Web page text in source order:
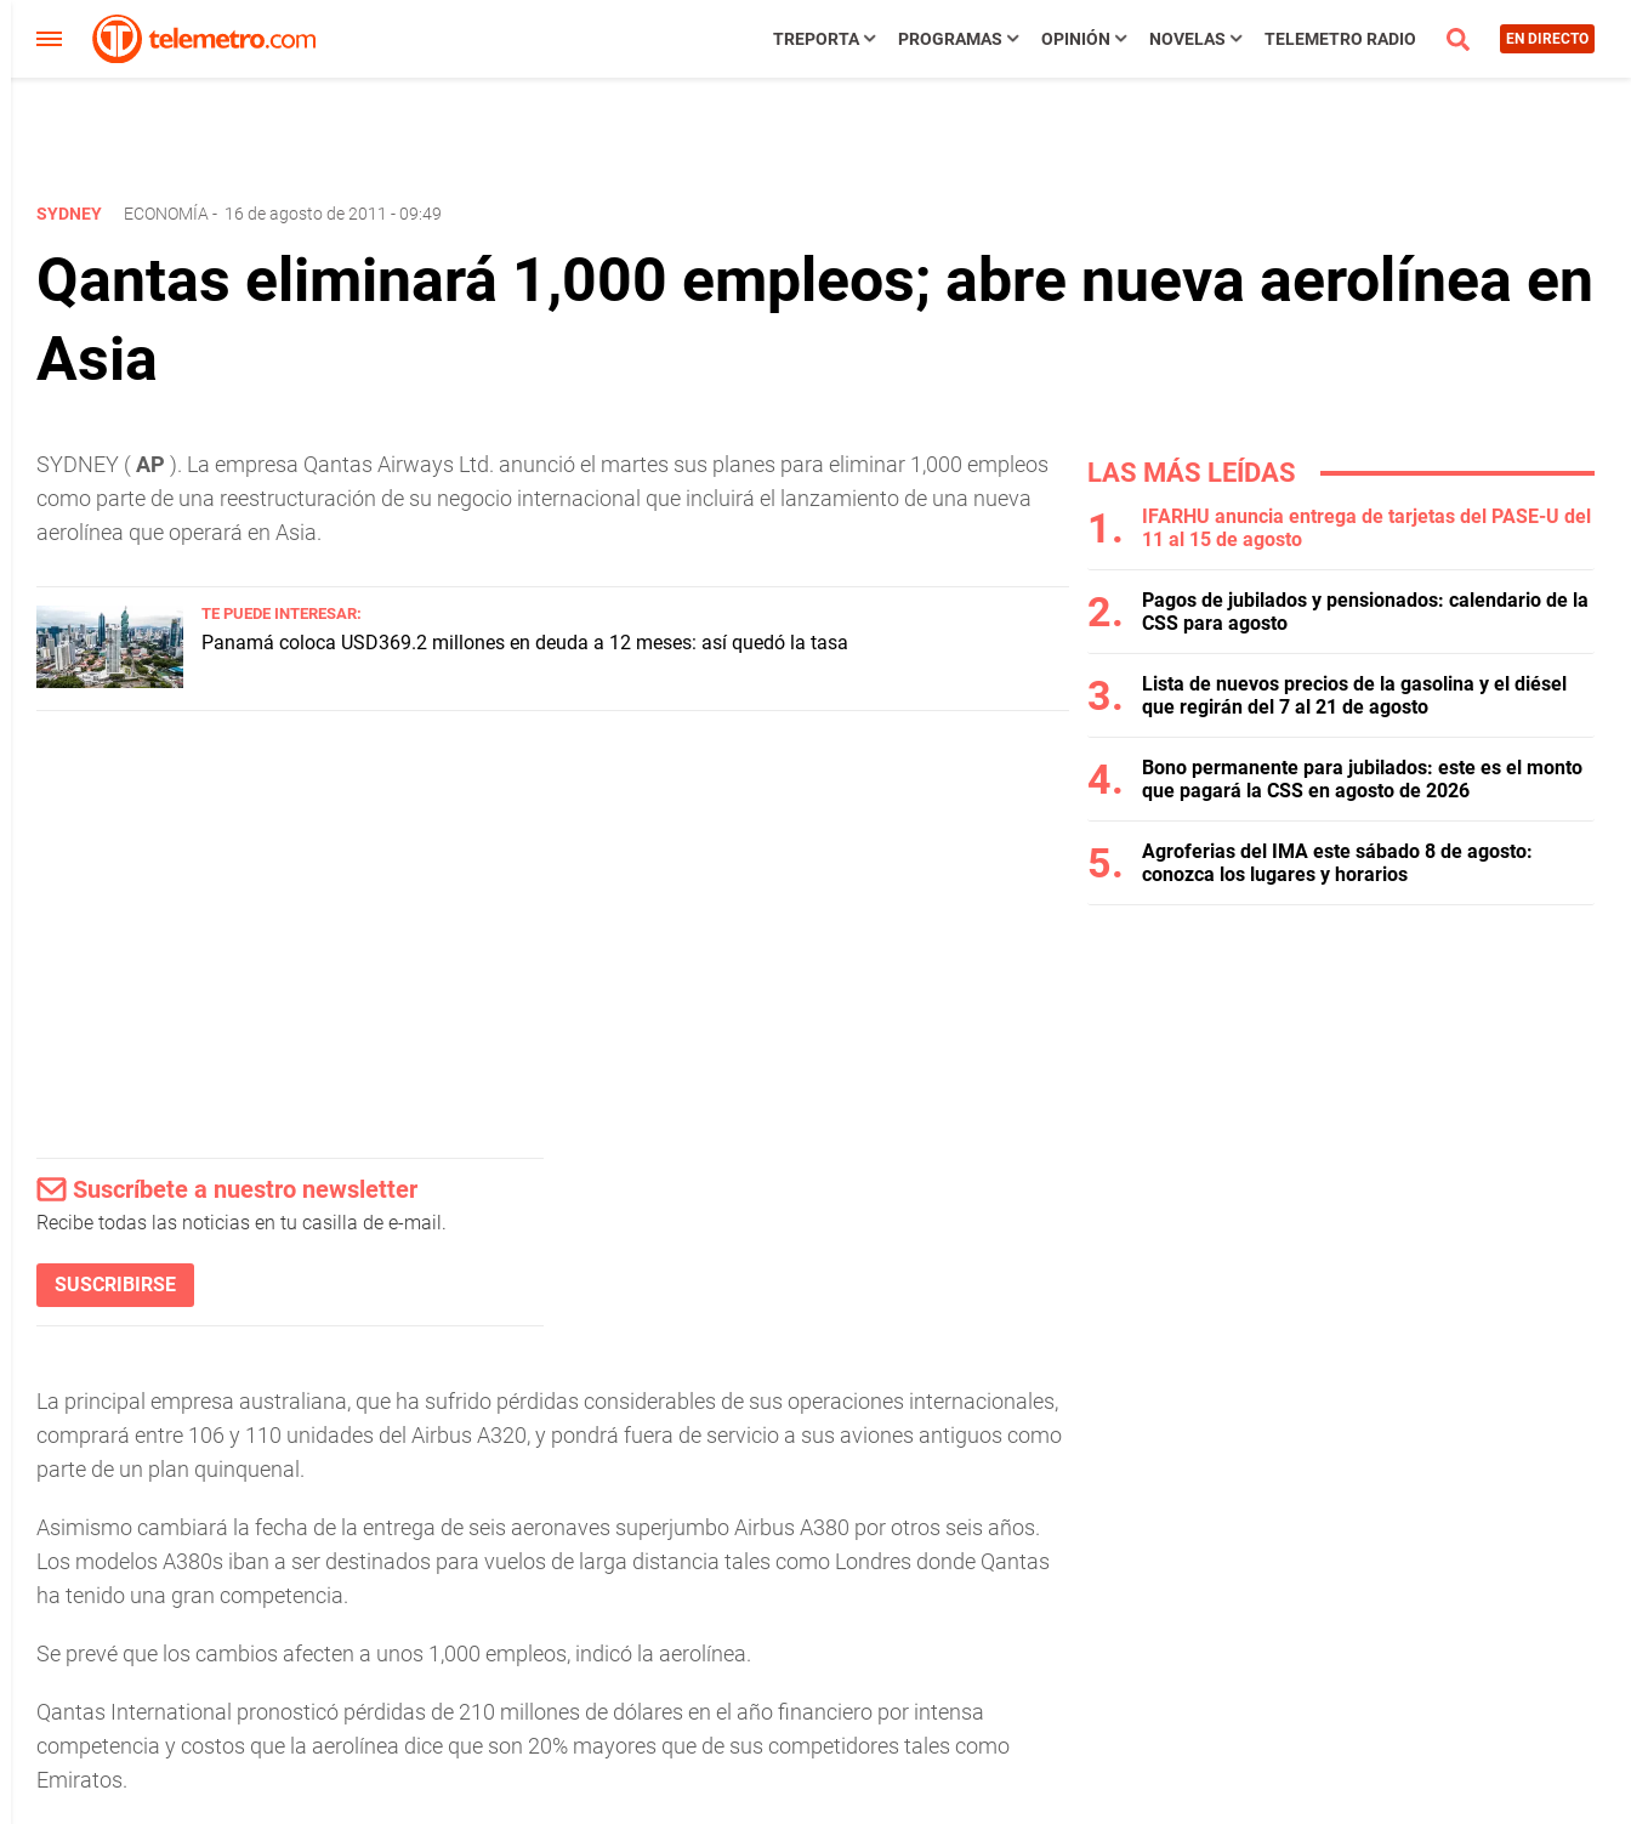
TREPORTA PROGRAMAS OPINIÓN NOVELAS TELEMETRO RADIO EN DIRECTO
SYDNEY ECONOMÍA - 16 de agosto de 2011 - 09:49
Qantas eliminará 1,000 empleos; abre nueva aerolínea en
Asia
SYDNEY (AP ). La empresa Qantas Airways Ltd. anunció el martes sus planes para eliminar 1,000 empleos
como parte de una reestructuración de su negocio internacional que incluirá el lanzamiento de una nueva
aerolínea que operará en Asia.
TE PUEDE INTERESAR:
Panamá coloca USD369.2 millones en deuda a 12 meses: así quedó la tasa
Suscríbete a nuestro newsletter
Recibe todas las noticias en tu casilla de e-mail.
SUSCRIBIRSE
La principal empresa australiana, que ha sufrido pérdidas considerables de sus operaciones internacionales,
comprará entre 106 y 110 unidades del Airbus A320, y pondrá fuera de servicio a sus aviones antiguos como
parte de un plan quinquenal.
Asimismo cambiará la fecha de la entrega de seis aeronaves superjumbo Airbus A380 por otros seis años.
Los modelos A380s iban a ser destinados para vuelos de larga distancia tales como Londres donde Qantas
ha tenido una gran competencia.
Se prevé que los cambios afecten a unos 1,000 empleos, indicó la aerolínea.
Qantas International pronosticó pérdidas de 210 millones de dólares en el año financiero por intensa
competencia y costos que la aerolínea dice que son 20% mayores que de sus competidores tales como
Emiratos.
LAS MÁS LEÍDAS
IFARHU anuncia entrega de tarjetas del PASE-U del
11 al 15 de agosto
Pagos de jubilados y pensionados: calendario de la
CSS para agosto
Lista de nuevos precios de la gasolina y el diésel
que regirán del 7 al 21 de agosto
Bono permanente para jubilados: este es el monto
que pagará la CSS en agosto de 2026
Agroferias del IMA este sábado 8 de agosto:
conozca los lugares y horarios